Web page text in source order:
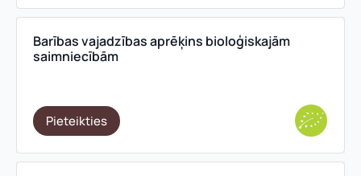
Barības vajadzības aprēķins bioloģiskajām
saimniecībām
Pieteikties